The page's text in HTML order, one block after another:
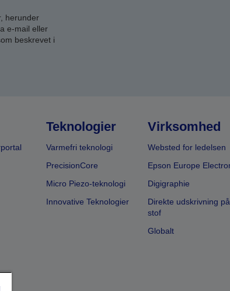
herunder
e-mail eller
beskrevet i
Teknologier
Varmefri teknologi
PrecisionCore
Micro Piezo-teknologi
Innovative Teknologier
Virksomhed
Websted for ledelsen
Epson Europe
Digigraphie
Direkte udskrivning på
stof
Globalt